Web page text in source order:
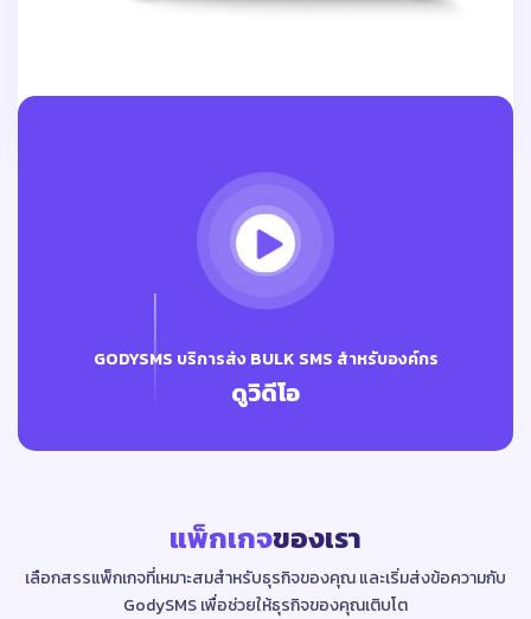
GODYSMS บริการส่ง BULK SMS สำหรับองค์กร
ดูวิดีโอ
แพ็กเกจของเรา
เลือกสรรแพ็กเกจที่เหมาะสมสำหรับธุรกิจของคุณ และเริ่มส่งข้อความกับ
GodySMSเพื่อช่วยให้ธุรกิจของคุณเติบโต